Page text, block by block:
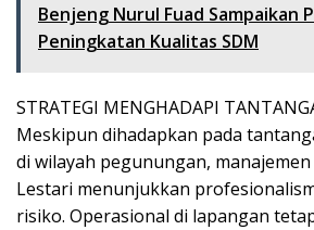
Benjeng Nurul Fuad Sampaikan
Peningkatan Kualitas SDM
STRATEGI MENGHADAPI
Meskipun dihadapkan pada
di wilayah pegunungan,
Lestari menunjukkan
risiko. Operasional di lapangan